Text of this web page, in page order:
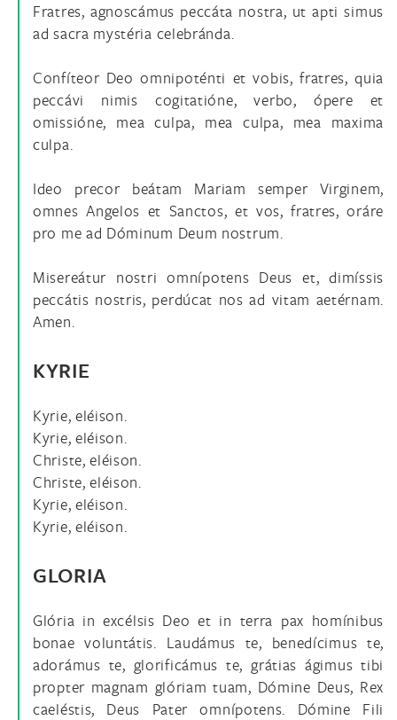
Fratres, agnoscámus peccáta nostra, ut apti simus
ad sacra mystéria celebránda.
Confíteor Deo omnipoténti et vobis, fratres, quia
peccávi nimis cogitatióne, verbo, ópere et
omissióne, mea culpa, mea culpa, mea maxima
culpa.
Ideo precor beátam Mariam semper Virginem,
omnes Angelos et Sanctos, et vos, fratres, oráre
pro me ad Dóminum Deum nostrum.
Misereátur nostri omnípotens Deus et, dimíssis
peccátis nostris, perdúcat nos ad vitam aetérnam.
Amen.
KYRIE
Kyrie, eléison.
Kyrie, eléison.
Christe, eléison.
Christe, eléison.
Kyrie, eléison.
Kyrie, eléison.
GLORIA
Glória in excélsis Deo et in terra pax homínibus
bonae voluntátis. Laudámus te, benedícimus te,
adorámus te, glorificámus te, grátias ágimus tibi
propter magnam glóriam tuam, Dómine Deus, Rex
caeléstis, Deus Pater omnípotens. Dómine Fili